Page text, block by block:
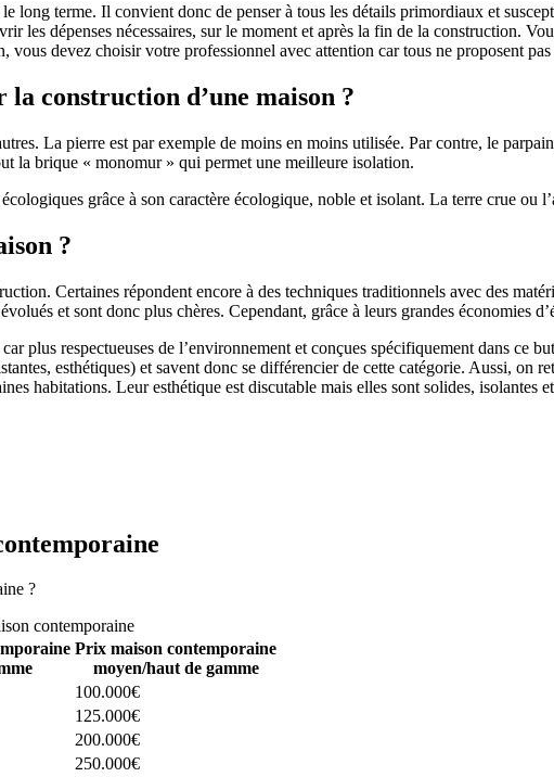
long terme. Il convient donc de penser à tous les détails primordiaux et
les dépenses nécessaires, sur le moment et après la fin de la construction.
devez choisir votre professionnel avec attention car tous ne proposent
construction d’une maison ?
La pierre est par exemple de moins en moins utilisée. Par contre, le
la brique « monomur » qui permet une meilleure isolation.
grâce à son caractère écologique, noble et isolant. La terre crue ou
?
Certaines répondent encore à des techniques traditionnels avec des
et sont donc plus chères. Cependant, grâce à leurs grandes économies
plus respectueuses de l’environnement et conçues spécifiquement dans ce
esthétiques) et savent donc se différencier de cette catégorie. Aussi, on
habitations. Leur esthétique est discutable mais elles sont solides, isolantes
?
contemporaine
Prix maison contemporaine
moyen/haut de gamme
100.000€
125.000€
200.000€
250.000€